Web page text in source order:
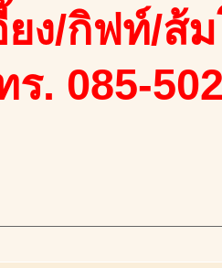
ยง/กิฟท์/ส้
ร. 085-